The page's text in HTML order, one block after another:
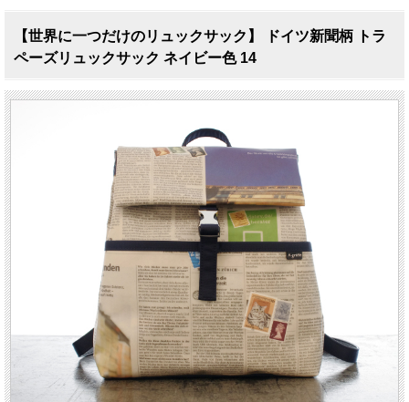
【世界に一つだけのリュックサック】 ドイツ新聞柄 トラ
ペーズリュックサック ネイビー色 14